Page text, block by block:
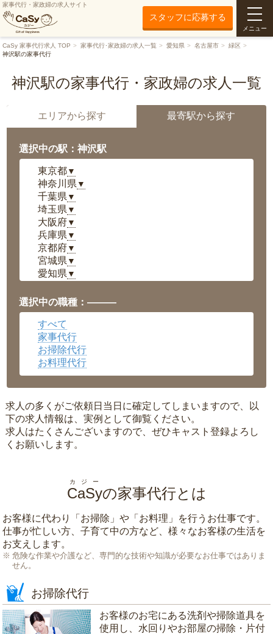
家事代行・家政婦の求人サイト
スタッフに応募する
メニュー
CaSy 家事代行求人 TOP 家事代行･家政婦の求人一覧 愛知県 名古屋市
緑区
神沢駅の家事代行
神沢駅の家事代行・家政婦の求人一覧
エリアから探す 最寄駅から探す
選択中の駅：神沢駅
東京都▼
神奈川県 ▼
千葉県 ▼
埼玉県 ▼
大阪府▼
兵庫県 ▼
京都府▼
宮城県 ▼
愛知県 ▼
岡山県▼
広島県▼
沖縄県
選択中の職種：———
すべて
家事代行
お掃除代行
お料理代行
求人の多くがご依頼日当日に確定してしまいますので、以
下の求人情報は、実例として御覧ください。
求人はたくさんございますので、ぜひキャスト登録よろし
くお願いします。
CaSy
カジー
の家事代行とは
お客様に代わり「 お掃除 」や「 お料理 」を行うお仕事です。
仕事が忙しい方、子育て中の方など、様々なお客様の生活を
お支えします。
危険な作業や介護など、専門的な技術や知識が必要なお仕事ではありま
せん。
お掃除代行
お客様のお宅にある洗剤や掃除道具を
使用し、水回りやお部屋の掃除・片付